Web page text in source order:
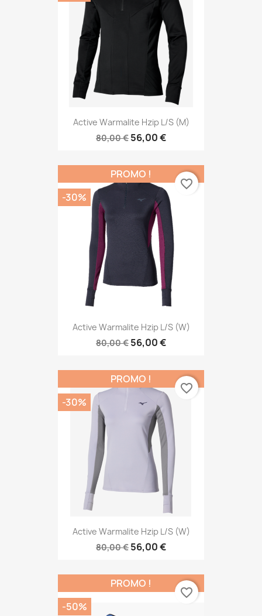
Active Warmalite Hzip L/s (M)
80,00 € 56,00 €
Active Warmalite Hzip L/s (W)
80,00 € 56,00 €
PROMO !
-30%
favorite_border
Active Warmalite Hzip L/s (W)
80,00 € 56,00 €
PROMO !
-30%
favorite_border
PROMO !
-50%
favorite_border